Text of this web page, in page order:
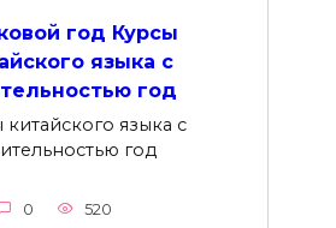
год Курсы
языка с
год
китайского языка с
год
0 520